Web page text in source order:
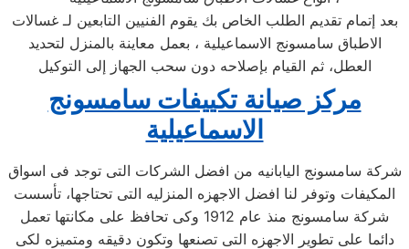
بعد إتمام تقديم الطلب الخاص بك يقوم الفنيين التابعين لـ غسالات
الاطباق سامسونج الاسماعيلية ، بعمل معاينة بالمنزل لتحديد
العطل، ثم القيام بإصلاحه دون سحب الجهاز إلى التوكيل
مركز صيانة تكييفات سامسونج
الاسماعيلية
شركة سامسونج اليابانيه من افضل الشركات التى توجد فى اسواق
المكيفات وتوفر لنا افضل الاجهزه المنزليه التى تحتاجها، تأسست
شركة سامسونج منذ عام 1912 وكى تحافظ على مكانتها تعمل
دائما على تطوير الاجهزه التى تصنعها وتكون دقيقه ومتميزه لكى